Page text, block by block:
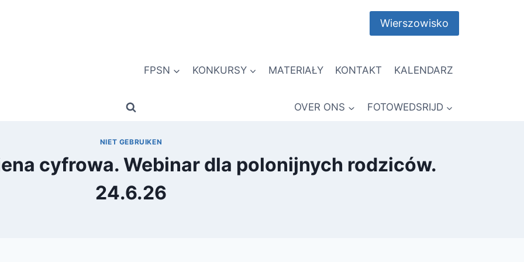
Wierszowisko
FPSN KONKURSY MATERIAŁY KONTAKT KALENDARZ
OVER ONS FOTOWEDSRIJD
NIET GEBRUIKEN
cyfrowa. Webinar dla polonijnych rodziców.
24.6.26